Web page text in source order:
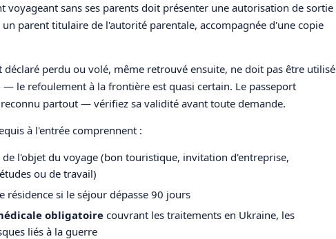
voyageant sans ses parents doit présenter une autorisation de sortie
parent titulaire de l'autorité parentale, accompagnée d'une copie
perdu ou volé, même retrouvé ensuite, ne doit pas être utilisé
— le refoulement à la frontière est quasi certain. Le passeport
partout — vérifiez sa validité avant toute demande.
à l'entrée comprennent :
l'objet du voyage (bon touristique, invitation d'entreprise,
ou de travail)
résidence si le séjour dépasse 90 jours
obligatoire couvrant les traitements en Ukraine, les
liés à la guerre